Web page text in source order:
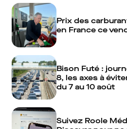
Prix des
en France ce
Bison Futé :
8, les axes à
du 7 au 10 août
Suivez Roole